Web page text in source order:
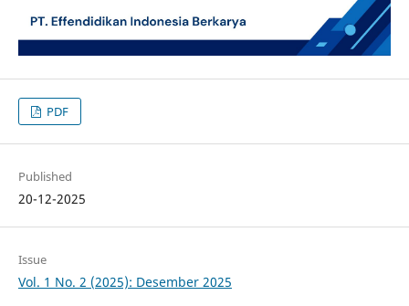
PDF
Published
20-12-2025
Issue
Vol. 1 No. 2 (2025): Desember 2025